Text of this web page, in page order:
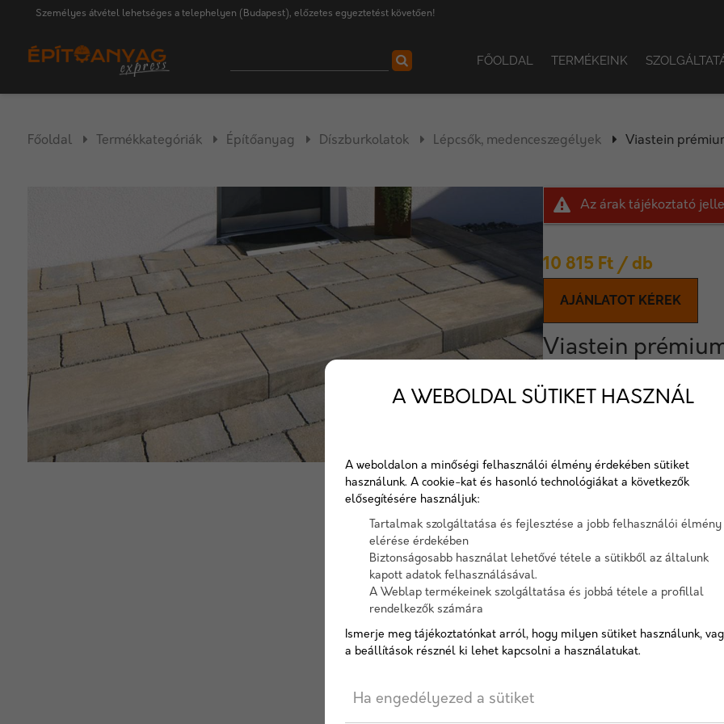
Személyes átvétel lehetséges a telephelyen (Budapest), előzetes egyeztetést követően!
FŐOLDAL TERMÉKEINK
Főoldal Termékkategóriák Építőanyag Díszburkolatok Lépcsők, medenceszegélyek Viastein
Az árak tájékoztató
10 815 Ft / db
AJÁNLATOT KÉREK
Viastein
Csúszásmentes, komfortos,
kiegészítői minden Viastein
Elérhetőség:
10-
AJÁNLATOT KÉREK
A WEBOLDAL SÜTIKET HASZNÁL
A weboldalon a minőségi felhasználói élmény érdekében sütiket
használunk. A cookie-kat és hasonló technológiákat a következők
elősegítésére használjuk:
Tartalmak szolgáltatása és fejlesztése a jobb felhasználói élmény
elérése érdekében
Biztonságosabb használat lehetővé tétele a sütikből az általunk
kapott adatok felhasználásával.
A Weblap termékeinek szolgáltatása és jobbá tétele a profillal
rendelkezők számára
Ismerje meg tájékoztatónkat arról, hogy milyen sütiket használunk,
a beállítások résznél ki lehet kapcsolni a használatukat.
Ha engedélyezed a sütiket